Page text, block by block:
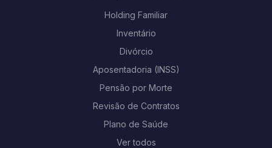
Holding Familiar
Inventário
Divórcio
Aposentadoria (INSS)
Pensão por Morte
Revisão de Contratos
Plano de Saúde
Ver todos